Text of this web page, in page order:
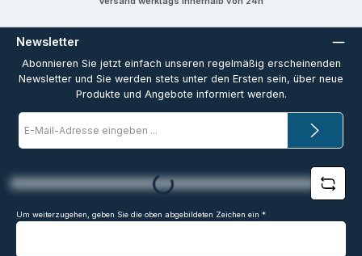
Newsletter
Abonnieren Sie jetzt einfach unseren regelmäßig erscheinenden
Newsletter und Sie werden stets unter den Ersten sein, über neue
Produkte und Angebote informiert werden.
E-
Mail-
*
Loading...
Um weiterzugehen, geben Sie die oben abgebildeten Zeichen ein *